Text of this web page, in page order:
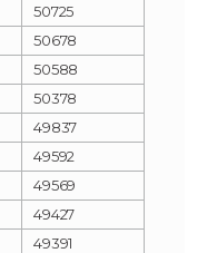
50725
50678
50588
50378
49837
49592
49569
49427
49391